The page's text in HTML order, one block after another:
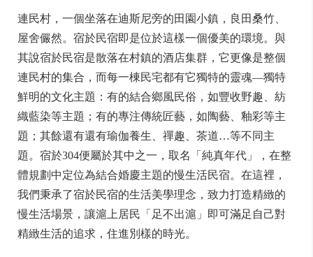
連民村，一個坐落在迪斯尼旁的田園小鎮，良田桑竹、
屋舍儼然。宿於民宿即是位於這樣一個優美的環境。與
其說宿於民宿是散落在村鎮的酒店集群，它更像是整個
連民村的集合，而每一棟民宅都有它獨特的靈魂—獨特
鮮明的文化主題：有的結合鄉風民俗，如豐收野趣、紡
織藍染等主題；有的專注傳統匠藝，如陶藝、釉彩等主
題；其餘還有還有瑜伽養生、禪趣、茶道…等不同主
題。宿於304便屬於其中之一，取名「純真年代」，在整
體規劃中定位為結合婚慶主題的慢生活民宿。在這裡，
我們秉承了宿於民宿的生活美學理念，致力打造精緻的
慢生活場景，讓滬上居民「足不出滬」即可滿足自己對
精緻生活的追求，住進別樣的時光。